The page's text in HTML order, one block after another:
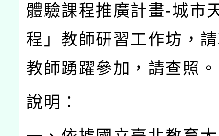
體驗課程推廣計畫-城市
程」教師研習工作坊，
教師踴躍參加，請查照。
說明：